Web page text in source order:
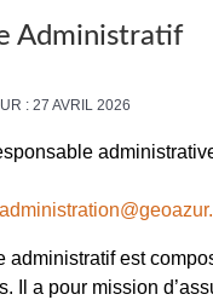
Administratif
: 27 AVRIL 2026
administratif est
Il a pour mission